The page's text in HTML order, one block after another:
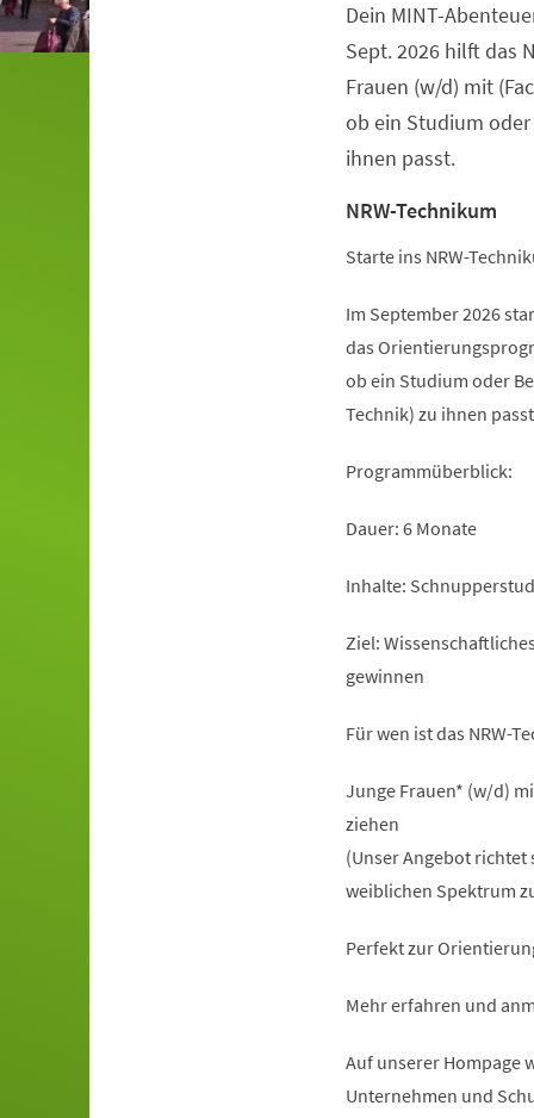
Dein MINT-
Sept. 2026 hilft das
Frauen (w/d) mit
ob ein Studium
ihnen passt.
NRW-Technikum
Starte ins NRW-
Im September 2026
das
ob ein Studium oder
Technik) zu ihnen
Programmüberblick:
Dauer: 6 Monate
Inhalte:
Ziel:
gewinnen
Für wen ist das NRW-
Junge Frauen* (w/d)
ziehen
(Unser Angebot richtet
weiblichen Spektrum
Perfekt zur
Mehr erfahren und
Auf unserer Hompage
Unternehmen und